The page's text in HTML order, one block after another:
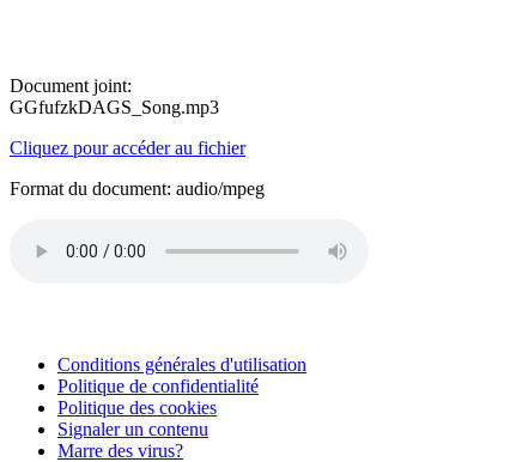
Document joint:
GGfufzkDAGS_Song.mp3
Cliquez pour accéder au fichier
Format du document: audio/mpeg
Conditions générales d'utilisation
Politique de confidentialité
Politique des cookies
Signaler un contenu
Marre des virus?